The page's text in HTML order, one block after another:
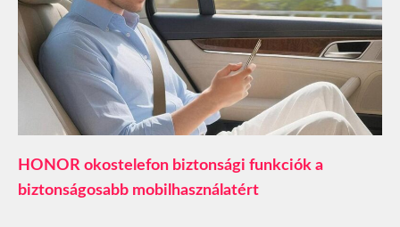
HONOR okostelefon biztonsági funkciók a
biztonságosabb mobilhasználatért